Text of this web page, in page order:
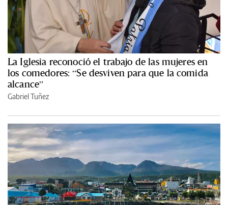
La Iglesia reconoció el trabajo de las mujeres en
los comedores: “Se desviven para que la comida
alcance”
Gabriel Tuñez